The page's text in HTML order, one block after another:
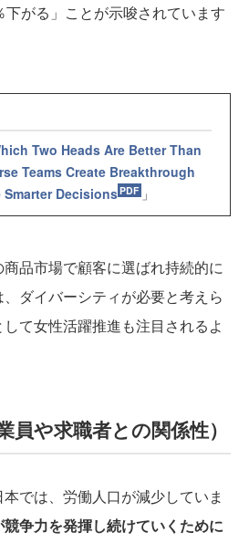
がる」ことが示唆されています
Two Heads Are Better Than
Teams Create Breakthrough
Smarter Decisions
」
品市場で顧客に選ばれ持続的に
ダイバーシティが必要と考えら
て女性活躍推進も注目されるよ
員や求職者との関係性）
では、労働人口が減少していま
競争力を発揮し続けていくために